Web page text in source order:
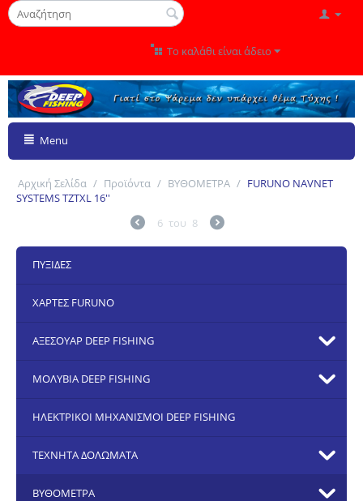
Το καλάθι είναι άδειο
Menu
Αρχική Σελίδα / Προϊόντα / ΒΥΘΟΜΕΤΡΑ / FURUNO NAVNET
SYSTEMS TZTXL 16''
6 του 8
ΠΥΞΙΔΕΣ
ΧΑΡΤΕΣ FURUNO
ΑΞΕΣΟΥΑΡ DEEP FISHING
ΜΟΛΥΒΙΑ DEEP FISHING
ΗΛΕΚΤΡΙΚΟΙ ΜΗΧΑΝΙΣΜΟΙ DEEP FISHING
ΤΕΧΝΗΤΑ ΔΟΛΩΜΑΤΑ
ΒΥΘΟΜΕΤΡΑ